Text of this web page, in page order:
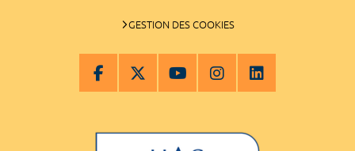
GESTION DES COOKIES